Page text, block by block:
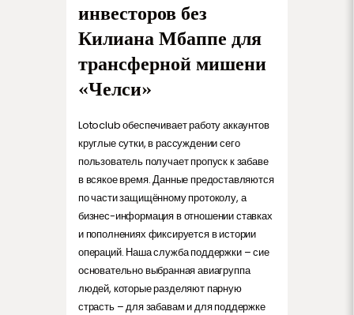
инвесторов без
Килиана Мбаппе для
трансферной мишени
«Челси»
Lotoclub обеспечивает работу аккаунтов
круглые сутки, в рассуждении сего
пользователь получает пропуск к забаве
в всякое время. Данные предоставляются
по части защищённому протоколу, а
бизнес-информация в отношении ставках
и пополнениях фиксируется в истории
операций. Наша служба поддержки – сие
основательно выбранная авиагруппа
людей, которые разделяют парную
страсть – для забавам и для поддержке